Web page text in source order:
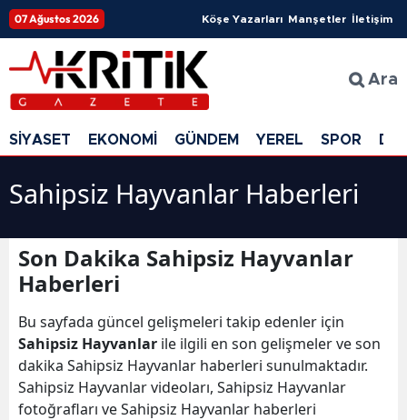
07 Ağustos 2026 Köşe Yazarları Manşetler İletişim
Ara
SİYASET EKONOMİ GÜNDEM YEREL SPOR
Sahipsiz Hayvanlar Haberleri
Son Dakika Sahipsiz Hayvanlar
Haberleri
Bu sayfada güncel gelişmeleri takip edenler için
Sahipsiz Hayvanlar ile ilgili en son gelişmeler ve son
dakika Sahipsiz Hayvanlar haberleri sunulmaktadır.
Sahipsiz Hayvanlar videoları, Sahipsiz Hayvanlar
fotoğrafları ve Sahipsiz Hayvanlar haberleri